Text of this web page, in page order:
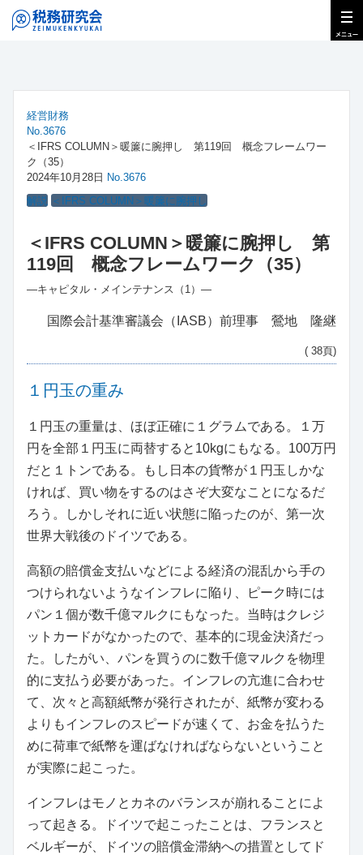
経営財務
No.3676
＜IFRS COLUMN＞暖簾に腕押し 第119回 概念フレームワー
ク（35）
2024年10月28日 No.3676
解説 ＜IFRS COLUMN＞暖簾に腕押し
＜IFRS COLUMN＞暖簾に腕押し 第
119回 概念フレームワーク（35）
―キャピタル・メインテナンス（1）―
国際会計基準審議会（IASB）前理事 鶯地 隆継
( 38頁)
１円玉の重み
１円玉の重量は、ほぼ正確に１グラムである。１万
円を全部１円玉に両替すると10kgにもなる。100万円
だと１トンである。もし日本の貨幣が１円玉しかな
ければ、買い物をするのはさぞ大変なことになるだ
ろう。しかしそれに近い状態に陥ったのが、第一次
世界大戦後のドイツである。
高額の賠償金支払いなどによる経済の混乱から手の
つけられないようなインフレに陥り、ピーク時には
パン１個が数千億マルクにもなった。当時はクレジ
ットカードがなかったので、基本的に現金決済だっ
た。したがい、パンを買うのに数千億マルクを物理
的に支払う必要があった。インフレの亢進に合わせ
て、次々と高額紙幣が発行されたが、紙幣が変わる
よりもインフレのスピードが速くて、お金を払うた
めに荷車で紙幣を運ばなければならないということ
が実際に起こった。
インフレはモノとカネのバランスが崩れることによ
って起きる。ドイツで起こったことは、フランスと
ベルギーが、ドイツの賠償金滞納への措置としてド